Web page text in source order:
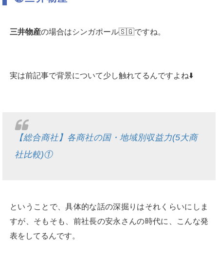
三井物産の場合はシンガポール🇸🇬ですね。
実は前記事で背景について少し触れてるんですよね⬇️
【総合商社】各商社の国・地域別収益力(5大商
社比較)①
ということで、具体的な話の深掘りはそれくらいにしま
すが、そもそも、前社長の安永さんの時代に、こんな発
表をしてるんです。